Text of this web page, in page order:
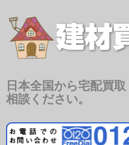
日本全国から宅配買
相談ください。